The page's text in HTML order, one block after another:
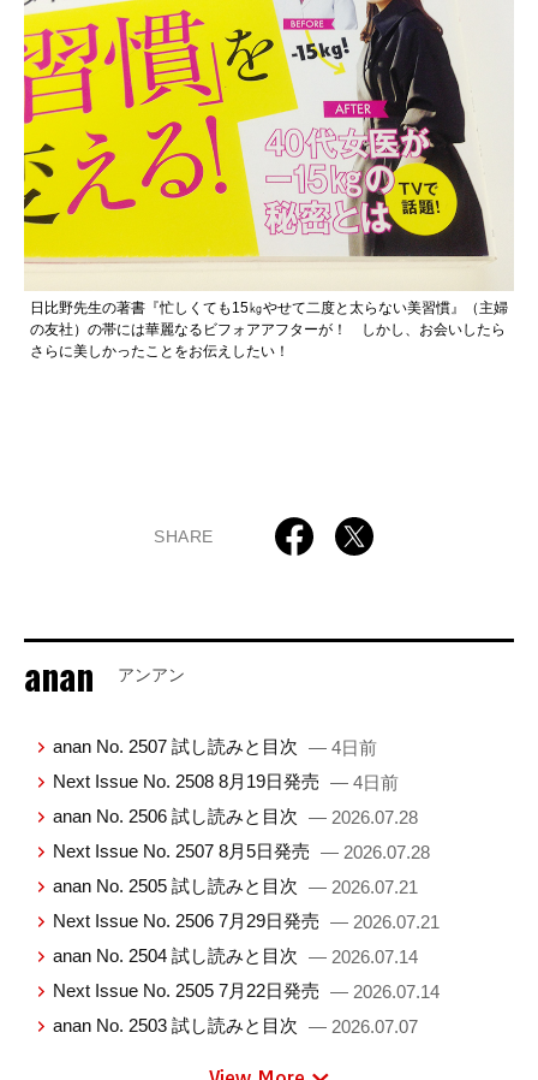
日比野先生の著書『忙しくても15㎏やせて二度と太らない美習慣』（主婦
の友社）の帯には華麗なるビフォアアフターが！ しかし、お会いしたら
さらに美しかったことをお伝えしたい！
SHARE
anan アンアン
anan No. 2507 試し読みと目次 — 4日前
Next Issue No. 2508 8月19日発売 — 4日前
anan No. 2506 試し読みと目次 — 2026.07.28
Next Issue No. 2507 8月5日発売 — 2026.07.28
anan No. 2505 試し読みと目次 — 2026.07.21
Next Issue No. 2506 7月29日発売 — 2026.07.21
anan No. 2504 試し読みと目次 — 2026.07.14
Next Issue No. 2505 7月22日発売 — 2026.07.14
anan No. 2503 試し読みと目次 — 2026.07.07